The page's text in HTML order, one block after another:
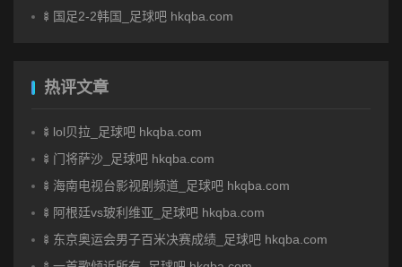
🍢国足2-2韩国_足球吧 hkqba.com
热评文章
🍢lol贝拉_足球吧 hkqba.com
🍢门将萨沙_足球吧 hkqba.com
🍢海南电视台影视剧频道_足球吧 hkqba.com
🍢阿根廷vs玻利维亚_足球吧 hkqba.com
🍢东京奥运会男子百米决赛成绩_足球吧 hkqba.com